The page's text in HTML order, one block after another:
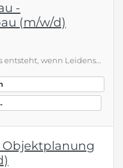
-
(m/w/d)
Über Willke Holding GmbH Was entsteht, wenn Leidenschaft und Innovation zusammentreffen? Wir gestalten die Zukunft der Schieneninfrastruktur und sichern die Mobilität von morgen. Als Teil unseres Teams übernimmst du eine zentrale Rolle bei der Entwicklung und Instandhaltung von Bahnsystemen. Hier findest du eine sinnstiftende Aufgabe, die dich persönlich und beruflich weiterbringt und dir ermöglicht, einen spürbaren Beitrag zur Gesellschaft zu leisten. Was erwartet dich? Du planst und steuerst …
Objektplanung